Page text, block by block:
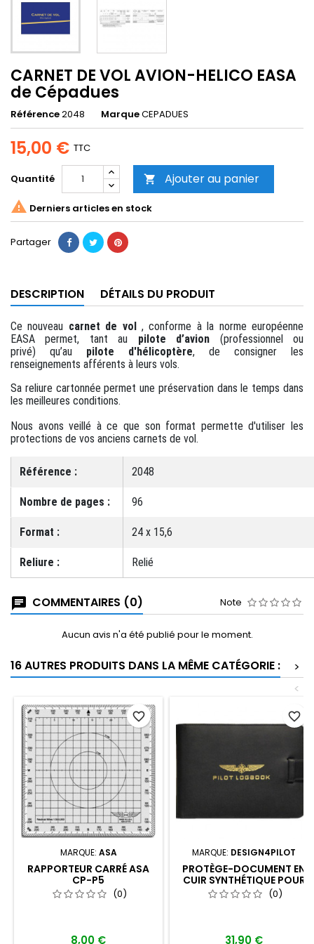
CARNET DE VOL AVION-HELICO EASA
de Cépadues
Référence2048 MarqueCEPADUES
15,00 € TTC
Quantité  Ajouter au panier
 Derniers articles en stock
Partager
DESCRIPTION DÉTAILS DU PRODUIT
Ce nouveau carnet de vol, conforme à la norme européenne
EASA permet, tant au pilote d’avion (professionnel ou
privé) qu’au pilote d'hélicoptère, de consigner les
renseignements afférents à leurs vols.
Sa reliure cartonnée permet une préservation dans le temps dans
les meilleures conditions.
Nous avons veillé à ce que son format permette d'utiliser les
protections de vos anciens carnets de vol.
Référence : 2048
Nombre de pages : 96
Format : 24 x 15,6
Reliure : Relié
COMMENTAIRES (0) Note
Aucun avis n'a été publié pour le moment.
16 AUTRES PRODUITS DANS LA MÊME CATÉGORIE :
>
<
MARQUE: ASA
RAPPORTEUR CARRÉ ASA
CP-P5
(0)
8,00 €
favorite_border
MARQUE: DESIGN4PILOT
PROTÈGE-DOCUMENT EN
CUIR SYNTHÉTIQUE POUR
CARNET DE VOL ''PLANEUR'',
''ULM'' OU ''BALLON''
(0)
31,90 €
favorite_border